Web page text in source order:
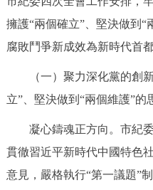
ESPAÑOL
ITALIANO
擁護“兩個確立”、堅決做到“
腐敗鬥爭新成效為新時代首
（一）聚力深化黨的創新
立”、堅決做到“兩個維護”的
凝心鑄魂正方向。市紀委
貫徹習近平新時代中國特色
意見，嚴格執行“第一議題”